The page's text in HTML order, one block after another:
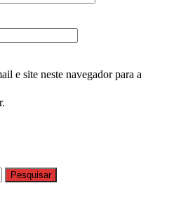
e site neste navegador para a